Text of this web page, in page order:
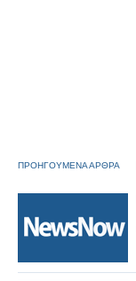
ΠΡΟΗΓΟΥΜΕΝΑ ΑΡΘΡΑ